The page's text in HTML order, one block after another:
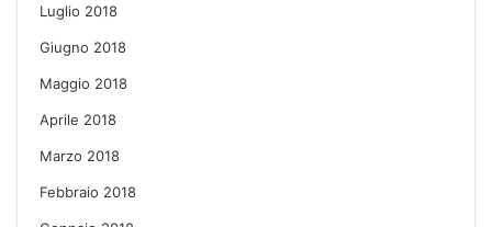
Luglio 2018
Giugno 2018
Maggio 2018
Aprile 2018
Marzo 2018
Febbraio 2018